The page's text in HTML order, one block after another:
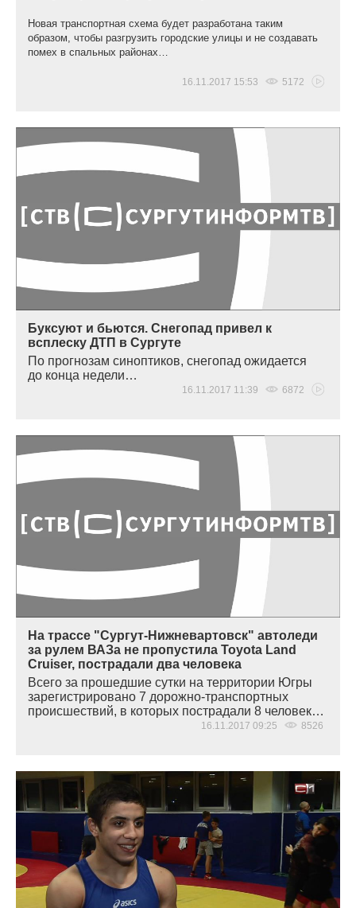
Новая транспортная схема будет разработана таким
образом, чтобы разгрузить городские улицы и не создавать
помех в спальных районах…
16.11.2017 15:53 5172
Буксуют и бьются. Снегопад привел к
всплеску ДТП в Сургуте
По прогнозам синоптиков, снегопад ожидается
до конца недели…
16.11.2017 11:39 6872
На трассе "Сургут-Нижневартовск" автоледи
за рулем ВАЗа не пропустила Toyota Land
Cruiser, пострадали два человека
Всего за прошедшие сутки на территории Югры
зарегистрировано 7 дорожно-транспортных
происшествий, в которых пострадали 8 человек…
16.11.2017 09:25 8526